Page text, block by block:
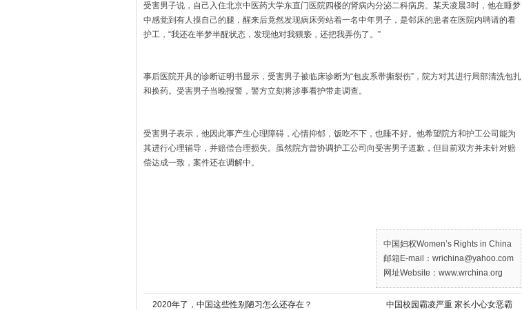
受害男子说，自己入住北京中医药大学东直门医院四楼的肾病内分泌二科病房。某天凌晨3时，他在睡梦
中感觉到有人摸自己的腿，醒来后竟然发现病床旁站着一名中年男子，是邻床的患者在医院内聘请的看
护工，“我还在半梦半醒状态，发现他对我猥亵，还把我弄伤了。”
事后医院开具的诊断证明书显示，受害男子被临床诊断为“包皮系带撕裂伤”，院方对其进行局部清洗包扎
和换药。受害男子当晚报警，警方立刻将涉事看护带走调查。
受害男子表示，他因此事产生心理障碍，心情抑郁，饭吃不下，也睡不好。他希望院方和护工公司能为
其进行心理辅导，并赔偿合理损失。虽然院方曾协调护工公司向受害男子道歉，但目前双方并未针对赔
偿达成一致，案件还在调解中。
中国妇权Women’s Rights in China
邮箱E-mail：wrichina@yahoo.com
网址Website：www.wrchina.org
2020年了，中国这些性别陋习怎么还存在？ 中国校园霸凌严重 家长小心女恶霸